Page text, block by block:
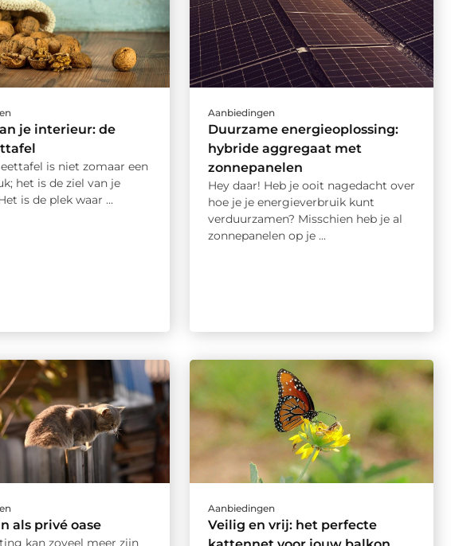
je interieur: de
is niet zomaar een
het is de ziel van je
is de plek waar ...
Aanbiedingen
Duurzame energieoplossing:
hybride aggregaat met
zonnepanelen
Hey daar! Heb je ooit nagedacht over
hoe je je energieverbruik kunt
verduurzamen? Misschien heb je al
zonnepanelen op je ...
als privé oase
kan zoveel meer zijn
Aanbiedingen
Veilig en vrij: het perfecte